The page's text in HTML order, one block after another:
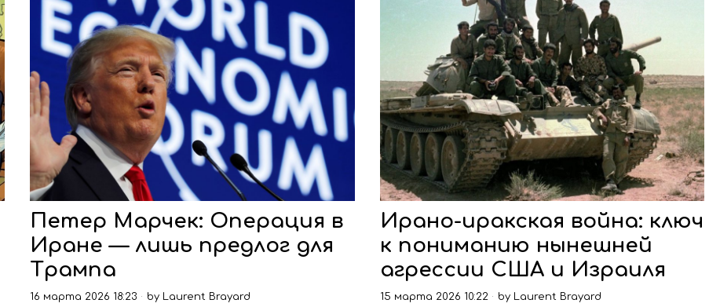
Петер Марчек: Операция в
Иране — лишь предлог для
Трампа
16 марта 2026 18:23 by Laurent Brayard
Ирано-иракская война: ключ
к пониманию нынешней
агрессии США и Израиля
15 марта 2026 10:22 by Laurent Brayard